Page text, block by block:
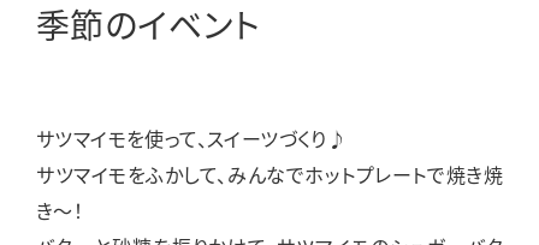
電話からのお問い合わせ
ウェブからのお問い合わせ
季節のイベント
サツマイモを使って、スイーツづくり♪
サツマイモをふかして、みんなでホットプレートで焼き焼
き～！